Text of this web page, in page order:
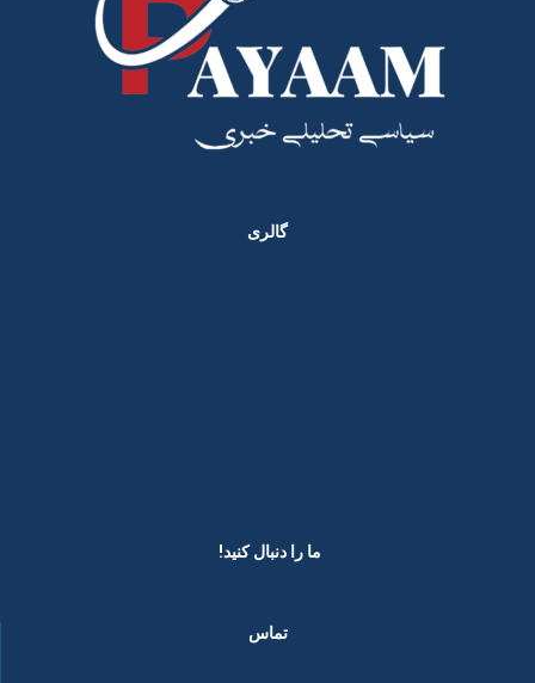
گالری
ما را دنبال کنید! ​
تماس